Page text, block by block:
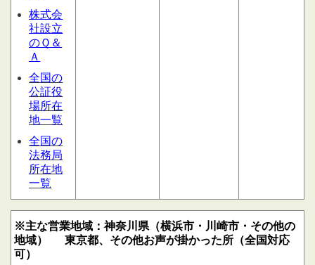
株式会
社設立
のＱ＆
Ａ
全国の
公証役
場所在
地一覧
全国の
法務局
所在地
一覧
※主な営業地域：神奈川県（横浜市・川崎市・その他の
地域）
東京都、その他お声が掛かった所（全国対応
可）